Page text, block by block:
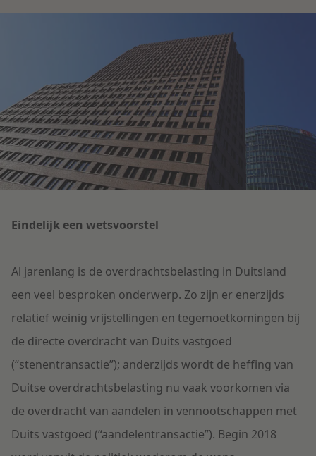
Aanbesteding & Mededinging
Aansprakelijkheid & Verzekering
Litigation
Onderwijs
Dichtbij de wendbare onderneming
Eindelijk een wetsvoorstel
Al jarenlang is de overdrachtsbelasting in Duitsland
een veel besproken onderwerp. Zo zijn er enerzijds
relatief weinig vrijstellingen en tegemoetkomingen bij
de directe overdracht van Duits vastgoed
(“stenentransactie”); anderzijds wordt de heffing van
Duitse overdrachtsbelasting nu vaak voorkomen via
de overdracht van aandelen in vennootschappen met
Duits vastgoed (“aandelentransactie”). Begin 2018